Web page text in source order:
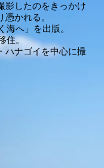
影したのをきっかけ
かれる。
海へ」を出版。
住。
ハナゴイを中心に撮